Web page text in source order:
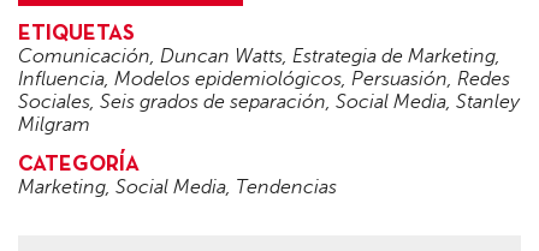
ETIQUETAS
Comunicación, Duncan Watts, Estrategia de Marketing,
Influencia, Modelos epidemiológicos, Persuasión, Redes
Sociales, Seis grados de separación, Social Media, Stanley
Milgram
CATEGORÍA
Marketing, Social Media, Tendencias